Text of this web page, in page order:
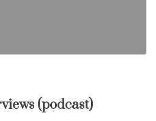
(podcast)